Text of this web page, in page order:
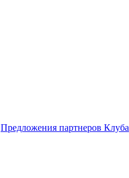
Предложения партнеров Клуба